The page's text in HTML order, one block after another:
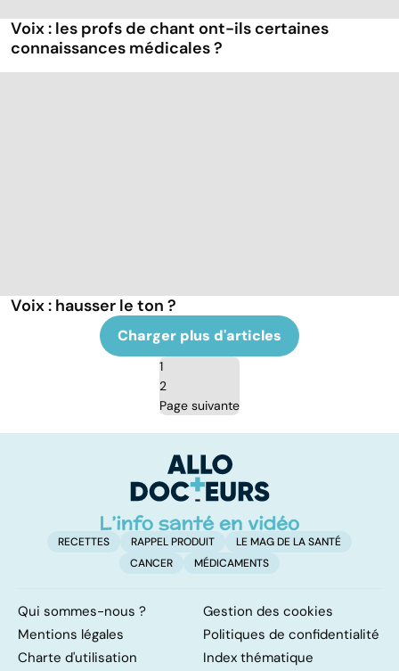
Voix : les profs de chant ont-ils certaines
connaissances médicales ?
Voix : hausser le ton ?
Charger plus d'articles
1
2
Page suivante
RECETTES RAPPEL PRODUIT
LE MAG DE LA SANTÉ
CANCER
MÉDICAMENTS
Qui sommes-nous ?
Gestion des cookies
Mentions légales
Politiques de confidentialité
Charte d'utilisation
Index thématique